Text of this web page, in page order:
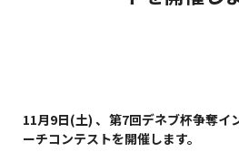
11月9日(土) 、第7回デネブ杯争奪イ
ーチコンテストを開催します。